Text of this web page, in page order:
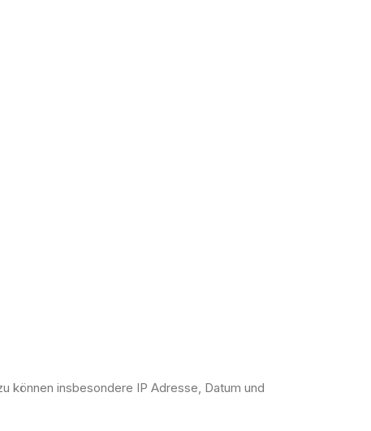
können insbesondere IP Adresse, Datum und